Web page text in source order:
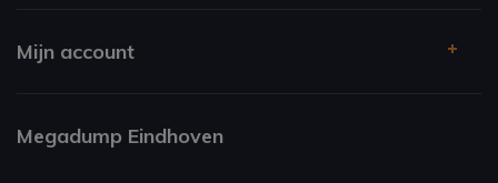
Mijn account
Megadump Eindhoven